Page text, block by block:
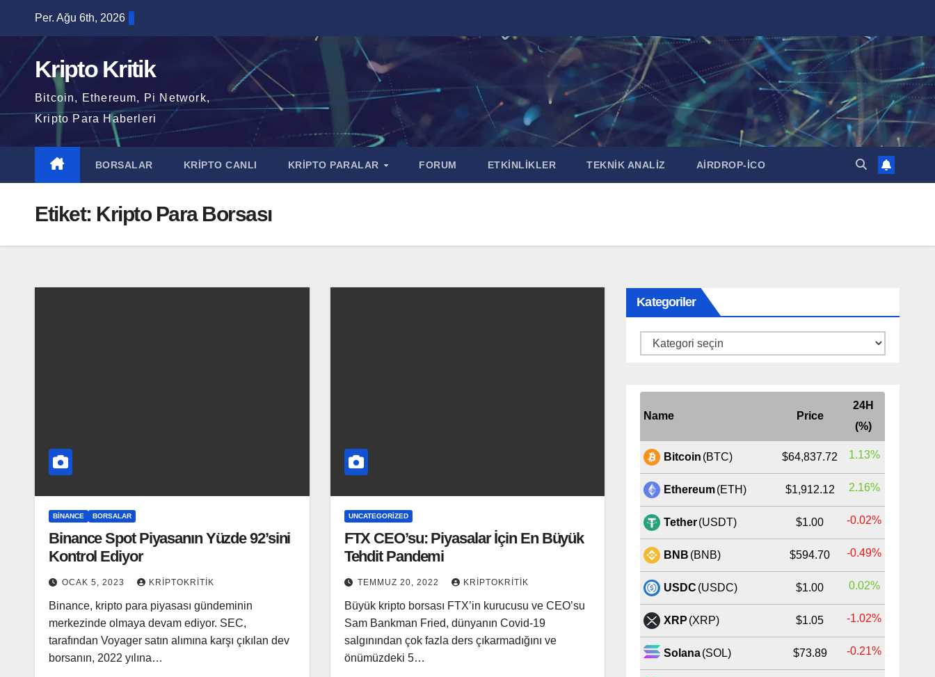
content
Per. Ağu 6th, 2026
Kripto Kritik
Bitcoin, Ethereum, Pi Network,
Kripto Para Haberleri
BORSALAR KRİPTO CANLI KRİPTO PARALAR FORUM ETKİNLİKLER TEKNİK ANALİZ AİRDROP-İCO
Etiket: Kripto Para Borsası
BINANCE BORSALAR
Binance Spot Piyasanın Yüzde 92’sini
Kontrol Ediyor
OCAK 5, 2023 KRIPTOKRITIK
Binance, kripto para piyasası gündeminin
merkezinde olmaya devam ediyor. SEC,
tarafından Voyager satın alımına karşı çıkılan dev
borsanın, 2022 yılına…
UNCATEGORIZED
FTX CEO’su: Piyasalar İçin En Büyük
Tehdit Pandemi
TEMMUZ 20, 2022 KRIPTOKRITIK
Büyük kripto borsası FTX’in kurucusu ve CEO’su
Sam Bankman Fried, dünyanın Covid-19
salgınından çok fazla ders çıkarmadığını ve
önümüzdeki 5…
Kategoriler
Kategoriler
Name Price
24H
(%)
Bitcoin (BTC) $64,837.72 1.13%
Ethereum(ETH) $1,912.12 2.16%
Tether(USDT) $1.00 -0.02%
BNB (BNB) $594.70 -0.49%
USDC (USDC) $1.00 0.02%
XRP (XRP) $1.05 -1.02%
Solana(SOL) $73.89 -0.21%